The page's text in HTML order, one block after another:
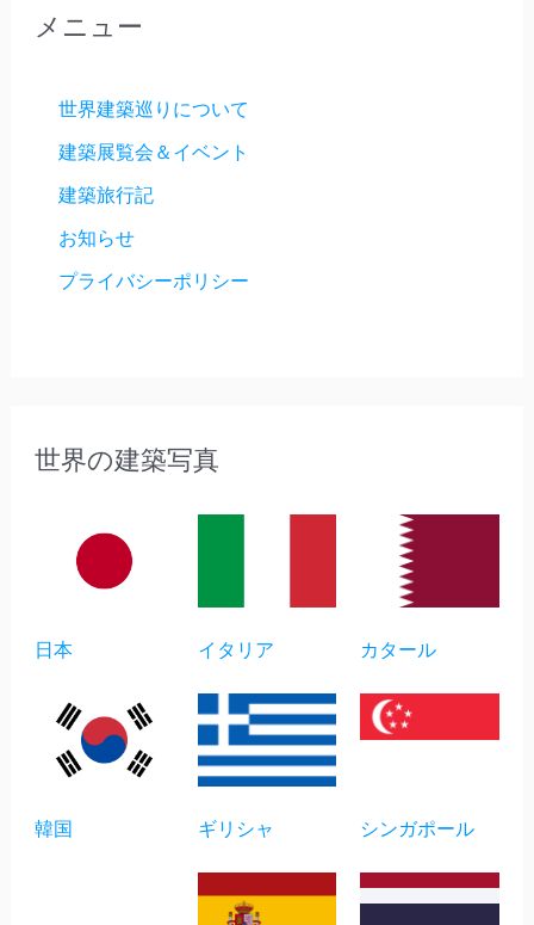
メニュー
世界建築巡りについて
建築展覧会＆イベント
建築旅行記
お知らせ
プライバシーポリシー
世界の建築写真
日本 イタリア カタール
韓国 ギリシャ シンガポール